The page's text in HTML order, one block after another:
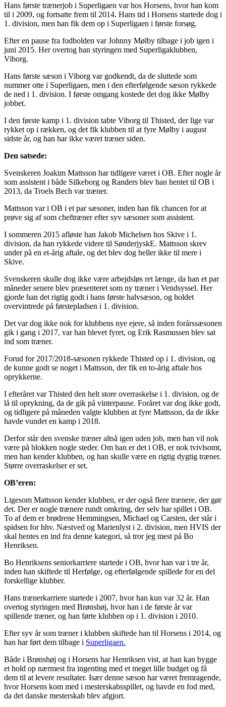
Hans første trænerjob i Superligaen var hos Horsens, hvor han kom
til i 2009, og fortsatte frem til 2014. Hans tid i Horsens startede dog i
1. division, men han fik dem op i Superligaen i første forsøg.
Efter en pause fra fodbolden var Johnny Mølby tilbage i job igen i
juni 2015. Her overtog han styringen med Superligaklubben,
Viborg.
Hans første sæson i Viborg var godkendt, da de sluttede som
nummer otte i Superligaen, men i den efterfølgende sæson rykkede
de ned i 1. division. I første omgang kostede det dog ikke Mølby
jobbet.
I den første kamp i 1. division tabte Viborg til Thisted, der lige var
rykket op i rækken, og det fik klubben til at fyre Mølby i august
sidste år, og han har ikke været træner siden.
Den satsede:
Svenskeren Joakim Mattsson har tidligere været i OB. Efter nogle år
som assistent i både Silkeborg og Randers blev han hentet til OB i
2013, da Troels Bech var træner.
Mattsson var i OB i et par sæsoner, inden han fik chancen for at
prøve sig af som cheftræner efter syv sæsoner som assistent.
I sommeren 2015 afløste han Jakob Michelsen hos Skive i 1.
division, da han rykkede videre til SønderjyskE. Mattsson skrev
under på en et-årig aftale, og det blev dog heller ikke til mere i
Skive.
Svenskeren skulle dog ikke være arbejdsløs ret længe, da han et par
måneder senere blev præsenteret som ny træner i Vendsyssel. Her
gjorde han det rigtig godt i hans første halvsæson, og holdet
overvintrede på førstepladsen i 1. division.
Det var dog ikke nok for klubbens nye ejere, så inden forårssæsonen
gik i gang i 2017, var han blevet fyret, og Erik Rasmussen blev sat
ind som træner.
Forud for 2017/2018-sæsonen rykkede Thisted op i 1. division, og
de kunne godt se noget i Mattsson, der fik en to-årig aftale hos
oprykkerne.
I efteråret var Thisted den helt store overraskelse i 1. division, og de
lå til oprykning, da de gik på vinterpause. Foråret var dog ikke godt,
og tidligere på måneden valgte klubben at fyre Mattsson, da de ikke
havde vundet en kamp i 2018.
Derfor står den svenske træner altså igen uden job, men han vil nok
være på blokken nogle steder. Om han er det i OB, er nok tvivlsomt,
men han kender klubben, og han skulle være en rigtig dygtig træner.
Større overraskelser er set.
OB’eren:
Ligesom Mattsson kender klubben, er der også flere trænere, der gør
det. Der er nogle trænere rundt omkring, der selv har spillet i OB.
To af dem er brødrene Hemmingsen, Michael og Carsten, der står i
spidsen for hhv. Næstved og Marienlyst i 2. division, men HVIS der
skal hentes en ind fra denne kategori, så tror jeg mest på Bo
Henriksen.
Bo Henriksens seniorkarriere startede i OB, hvor han var i tre år,
inden han skiftede til Herfølge, og efterfølgende spillede for en del
forskellige klubber.
Hans trænerkarriere startede i 2007, hvor han kun var 32 år. Han
overtog styringen med Brønshøj, hvor han i de første år var
spillende træner, og han førte klubben op i 1. division i 2010.
Efter syv år som træner i klubben skiftede han til Horsens i 2014, og
han har ført dem tilbage i Superligaen.
Både i Brønshøj og i Horsens har Henriksen vist, at han kan bygge
et hold op nærmest fra ingenting med et meget lille budget og få
dem til at levere resultater. Især denne sæson har været fremragende,
hvor Horsens kom med i mesterskabsspillet, og havde en fod med,
da det danske mesterskab blev afgjort.